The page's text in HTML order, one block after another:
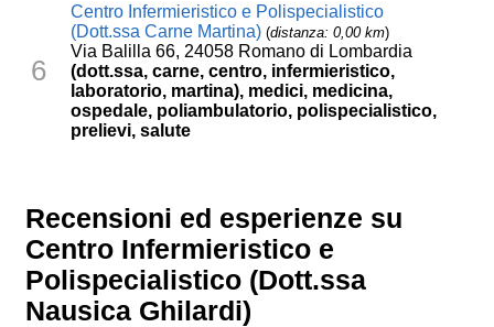
6
Centro Infermieristico e Polispecialistico
(Dott.ssa Carne Martina) (distanza: 0,00 km)
Via Balilla 66, 24058 Romano di Lombardia
(dott.ssa, carne, centro, infermieristico,
laboratorio, martina), medici, medicina,
ospedale, poliambulatorio, polispecialistico,
prelievi, salute
Recensioni ed esperienze su
Centro Infermieristico e
Polispecialistico (Dott.ssa
Nausica Ghilardi)